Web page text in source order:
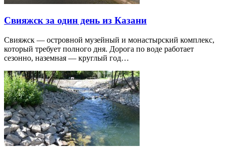
Свияжск за один день из Казани
Свияжск — островной музейный и монастырский комплекс,
который требует полного дня. Дорога по воде работает
сезонно, наземная — круглый год…